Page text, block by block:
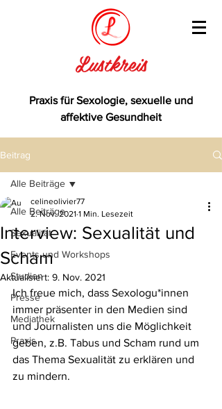
Lustkreis
Praxis für Sexologie, sexuelle und
affektive Gesundheit
Beitrag
Alle Beiträge
Sexualität
Events und Workshops
Studien
Presse
Mediathek
Praxis
Alle Beiträge
Interview: Sexualität und
Scham
celineolivier77
2. Nov. 2021 1 Min. Lesezeit
Aktualisiert: 9. Nov. 2021
Ich freue mich, dass Sexologu*innen
immer präsenter in den Medien sind
und Journalisten uns die Möglichkeit
geben, z.B. Tabus und Scham rund um
das Thema Sexualität zu erklären und
zu mindern.